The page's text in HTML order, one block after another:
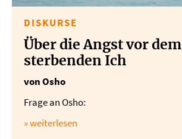
DISKURSE
Über die Angst vor dem
sterbenden Ich
von Osho
Frage an Osho:
» weiterlesen